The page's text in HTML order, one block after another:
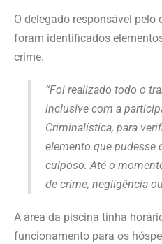
O delegado responsável
foram identificados
crime.
“Foi realizado todo o
inclusive com a
Criminalística, para
elemento que pudesse
culposo. Até o
de crime, negligência
A área da piscina tinha
funcionamento para os